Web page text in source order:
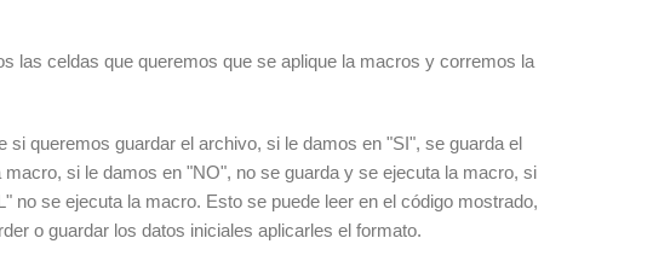
las celdas que queremos que se aplique la macros y corremos la
si queremos guardar el archivo, si le damos en "SI", se guarda el
si le damos en "NO", no se guarda y se ejecuta la macro, si
no se ejecuta la macro. Esto se puede leer en el código mostrado,
o guardar los datos iniciales aplicarles el formato.